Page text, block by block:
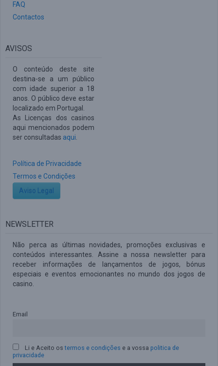
FAQ
Contactos
AVISOS
O conteúdo deste site
destina-se a um público
com idade superior a 18
anos. O público deve estar
localizado em Portugal.
As Licenças dos casinos
aqui mencionados podem
ser consultadas aqui
Política de Privacidade
Termos e Condições
Aviso Legal
NEWSLETTER
Não perca as últimas novidades, promoções exclusivas e
conteúdos interessantes. Assine a nossa newsletter para
receber informações de lançamentos de jogos, bónus
especiais e eventos emocionantes no mundo dos jogos de
casino.
Email
Li e Aceito ostermos e condições e a vossa politica de
privacidade